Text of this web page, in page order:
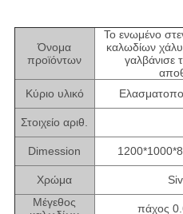
Όνομα
προϊόντων
Το ενωμένο
καλωδίων
γαλβάνισε
Κύριο υλικό
Στοιχείο αριθ.
Dimession
Χρώμα
Μέγεθος
πάχος